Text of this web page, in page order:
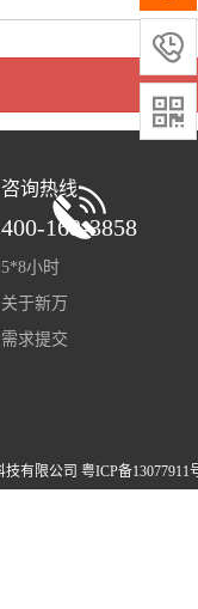
咨询热线
400-168-3858
5*8小时
关于新万
需求提交
有限公司 粤ICP备13077911

